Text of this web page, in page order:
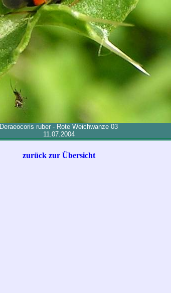
Deraeocoris ruber - Rote Weichwanze 03
11.07.2004
zurück zur Übersicht